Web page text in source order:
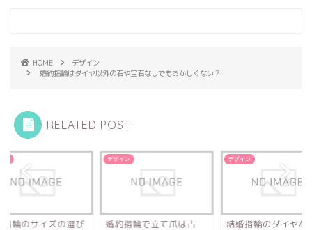
HOME
デザイン
婚約指輪はダイヤ以外の石や宝石なしでもおかしくない？
RELATED POST
指輪のサイズの選び
デザイン
婚約指輪で立て爪は古
デザイン
結婚指輪のダイヤな